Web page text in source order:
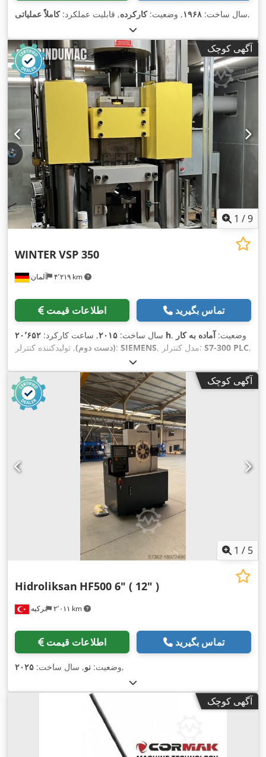
سال ساخت: ۱۹۶۸, وضعیت:کارکرده, قابلیت عملکرد:کاملاً عملیاتی ,
آگهی کوچک
1 /9
آلمان ۴٬۲۱۹ km
WINTERVSP 350
اطلاعات قیمت تماس بگیرید
سال ساخت: ۲۰۱۵, ساعت کارکرد: ۲۰٬۶۵۲ h , وضعیت:آماده به کار
(دست دوم), تولیدکننده کنترلر: SIEMENS , مدل کنترلر: S7-300 PLC,
, عرض کل:
۳٬۰۲۹ میلی‌متر
, نیروی پرس: ۳۵۷ t , طول میز:۱٬۲۹۰ میلی‌متر
,
عرض میز:, آگهی کوچک
1 / 5
ترکیه ۲٬۰۱۱ km
Hidroliksan HF500 6" ( 12" )
اطلاعات قیمت تماس بگیرید
وضعیت: نو, سال ساخت: ۲۰۲۵ ,
آگهی کوچک